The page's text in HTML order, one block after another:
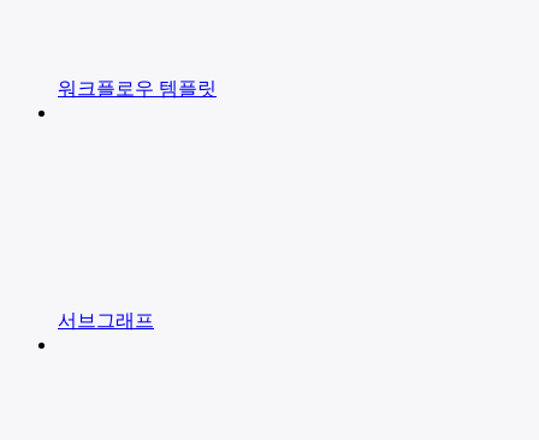
워크플로우 템플릿
서브그래프